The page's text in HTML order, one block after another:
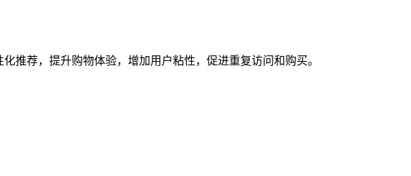
推荐，提升购物体验，增加用户粘性，促进重复访问和购买。